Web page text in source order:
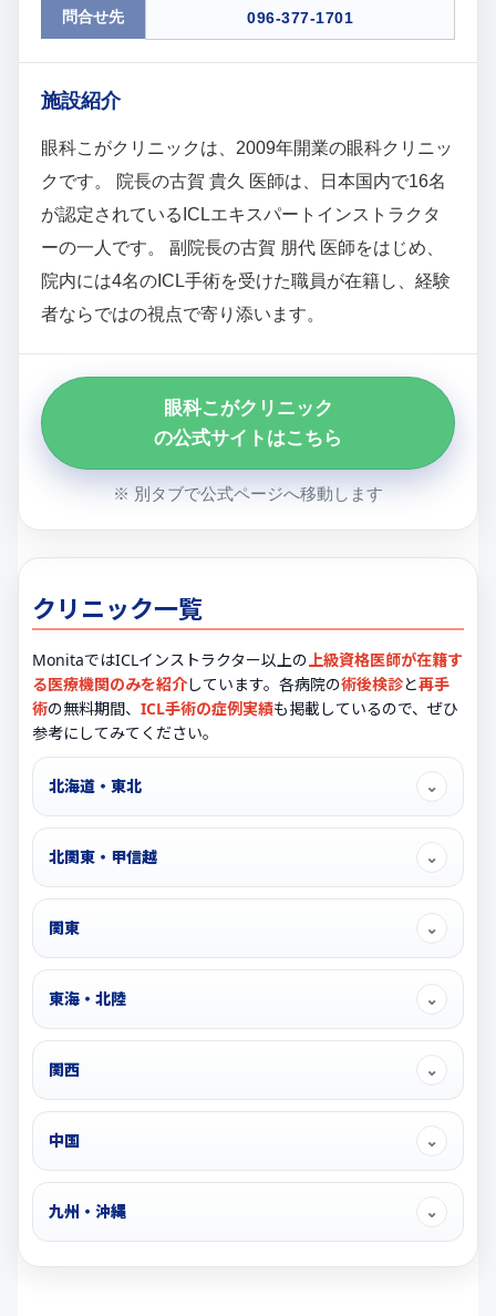
問合せ先 096-377-1701
施設紹介
眼科こがクリニックは、2009年開業の眼科クリニッ
クです。 院長の古賀 貴久 医師は、日本国内で16名
が認定されているICLエキスパートインストラクタ
ーの一人です。 副院長の古賀 朋代 医師をはじめ、
院内には4名のICL手術を受けた職員が在籍し、経験
者ならではの視点で寄り添います。
眼科こがクリニック
の公式サイトはこちら
※ 別タブで公式ページへ移動します
クリニック一覧
MonitaではICLインストラクター以上の 上級資格医師が在籍す
る医療機関のみを紹介しています。各病院の術後検診と再手
術の無料期間、 ICL手術の症例実績も掲載しているので、ぜひ
参考にしてみてください。
北海道・東北 ⌄
北関東・甲信越 ⌄
関東 ⌄
東海・北陸 ⌄
関西 ⌄
中国 ⌄
九州・沖縄 ⌄